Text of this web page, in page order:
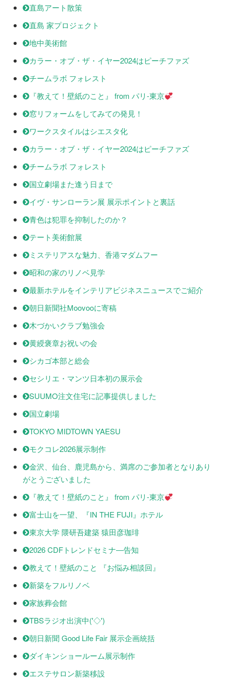
直島アート散策
直島 家プロジェクト
地中美術館
カラー・オブ・ザ・イヤー2024はピーチファズ
チームラボ フォレスト
『教えて！壁紙のこと』 from パリ-東京
窓リフォームをしてみての発見！
ワークスタイルはシエスタ化
カラー・オブ・ザ・イヤー2024はピーチファズ
チームラボ フォレスト
国立劇場また逢う日まで
イヴ・サンローラン展 展示ポイントと裏話
青色は犯罪を抑制したのか？
テート美術館展
ミステリアスな魅力、香港マダムフー
昭和の家のリノベ見学
最新ホテルをインテリアビジネスニュースでご紹介
朝日新聞社Moovooに寄稿
木づかいクラブ勉強会
黄綬褒章お祝いの会
シカゴ本部と総会
セシリエ・マンツ日本初の展示会
SUUMO注文住宅に記事提供しました
国立劇場
TOKYO MIDTOWN YAESU
モクコレ2026展示制作
金沢、仙台、鹿児島から、満席のご参加者となりあり
がとうございました
『教えて！壁紙のこと』 from パリ-東京
富士山を一望、『IN THE FUJI』ホテル
東京大学 隈研吾建築 猿田彦珈琲
2026 CDFトレンドセミナ―告知
教えて！壁紙のこと 『お悩み相談回』
新築をフルリノベ
家族葬会館
TBSラジオ出演中('◇')ゞ
朝日新聞 Good Life Fair 展示企画統括
ダイキンショールーム展示制作
エステサロン新築移設